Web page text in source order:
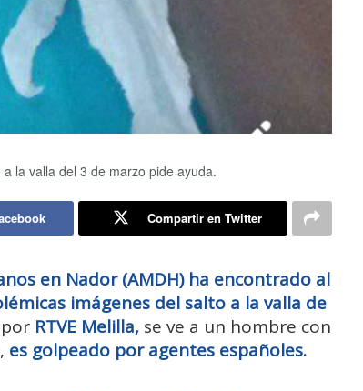
la valla del 3 de marzo pide ayuda.
Compartir en Twitter
en Nador (AMDH) ha encontrado al
imágenes del salto a la valla de
RTVE Melilla, se ve a un hombre con
es golpeado por agentes españoles.